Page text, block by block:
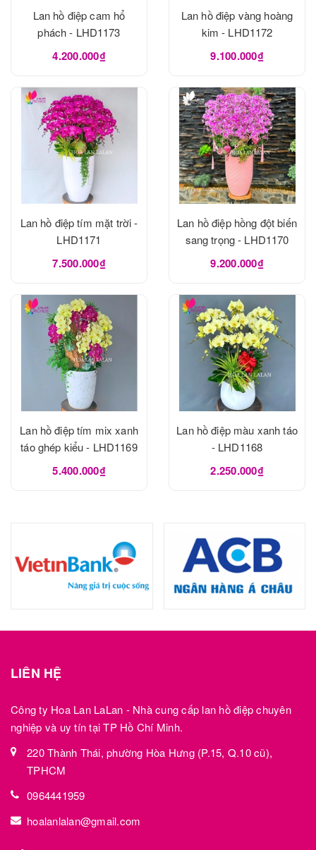
Lan hồ điệp cam hổ
phách - LHD1173
4.200.000₫
Lan hồ điệp vàng hoàng
kim - LHD1172
9.100.000₫
Lan hồ điệp tím mặt trời -
LHD1171
7.500.000₫
Lan hồ điệp hồng đột biến
sang trọng - LHD1170
9.200.000₫
Lan hồ điệp tím mix xanh
táo ghép kiểu - LHD1169
5.400.000₫
Lan hồ điệp màu xanh táo
- LHD1168
2.250.000₫
LIÊN HỆ
Công ty Hoa Lan LaLan - Nhà cung cấp lan hồ điệp chuyên
nghiệp và uy tín tại TP Hồ Chí Minh.
220 Thành Thái, phường Hòa Hưng (P.15, Q.10 cũ),
TPHCM
0964441959
hoalanlalan@gmail.com